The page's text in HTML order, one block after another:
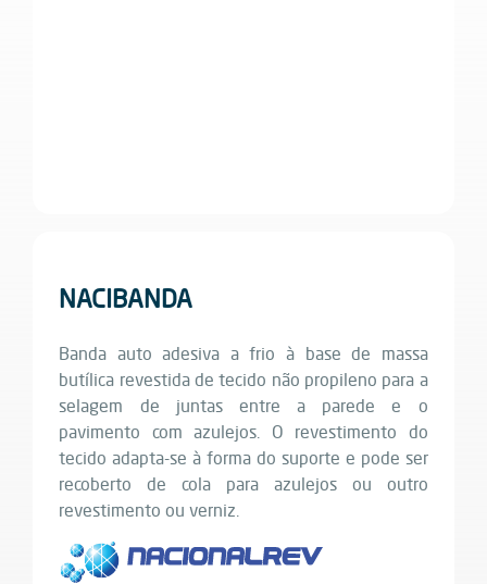
NACIBANDA
Banda auto adesiva a frio à base de massa
butílica revestida de tecido não propileno para a
selagem de juntas entre a parede e o
pavimento com azulejos. O revestimento do
tecido adapta-se à forma do suporte e pode ser
recoberto de cola para azulejos ou outro
revestimento ou verniz.